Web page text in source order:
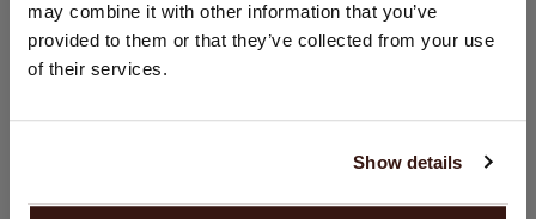
may combine it with other information that you’ve
provided to them or that they’ve collected from your use
of their services.
Show details
VERZENDEN & RETOURNEREN
DIT VINDT U MISSCHIEN OOK LEUK
Verenigde Staten ($)
GA VERDER